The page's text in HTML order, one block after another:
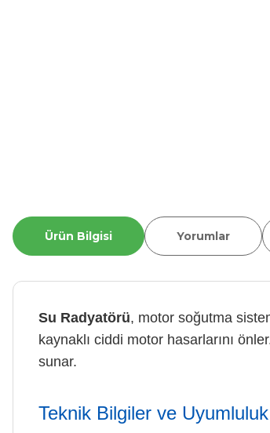
Ürün Bilgisi Yorumlar
Su Radyatörü, motor soğutma
kaynaklı ciddi motor hasarlarını
sunar.
Teknik Bilgiler ve Uyumluluk